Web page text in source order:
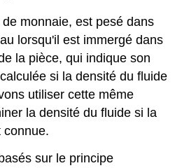
monnaie, est pesé dans
lorsqu'il est immergé dans
la pièce, qui indique son
si la densité du fluide
utiliser cette même
la densité du fluide si la
connue.
sur le principe